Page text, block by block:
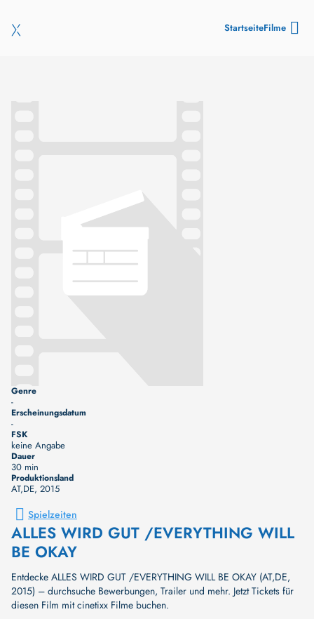
StartseiteFilme
Genre
-
Erscheinungsdatum
-
FSK
keine Angabe
Dauer
30 min
Produktionsland
AT,DE, 2015
Spielzeiten
ALLES WIRD GUT /EVERYTHING WILL
BE OKAY
Entdecke ALLES WIRD GUT /EVERYTHING WILL BE OKAY (AT,DE,
2015) – durchsuche Bewerbungen, Trailer und mehr. Jetzt Tickets für
diesen Film mit cinetixx Filme buchen.